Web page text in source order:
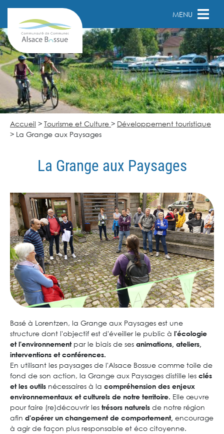
MENU
Accueil > Tourisme et Culture > Développement touristique
> La Grange aux Paysages
La Grange aux Paysages
Basé à Lorentzen, la Grange aux Paysages est une
structure dont l'objectif est d'éveiller le public à l'écologie
et l'environnementpar le biais de ses animations, ateliers,
interventions et conférences.
En utilisant les paysages de l'Alsace Bossue comme toile de
fond de son action, la Grange aux Paysages distille les clés
et les outils nécessaires à la compréhension des enjeux
environnementaux et culturels de notre territoire. Elle œuvre
pour faire (re)découvrir les trésors naturels de notre région
afin d'opérer un changement de comportement, encourage
à agir de façon plus responsable et éco citoyenne.